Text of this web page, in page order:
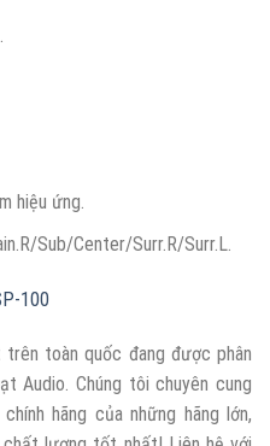
hiệu ứng.
Sub/Center/Surr.R/Surr.L.
100
trên toàn quốc đang được phân
Audio. Chúng tôi chuyên cung
hãng của những hãng lớn,